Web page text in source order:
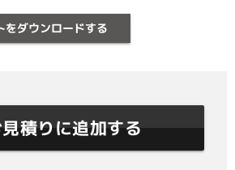
をダウンロードする
積りに追加する